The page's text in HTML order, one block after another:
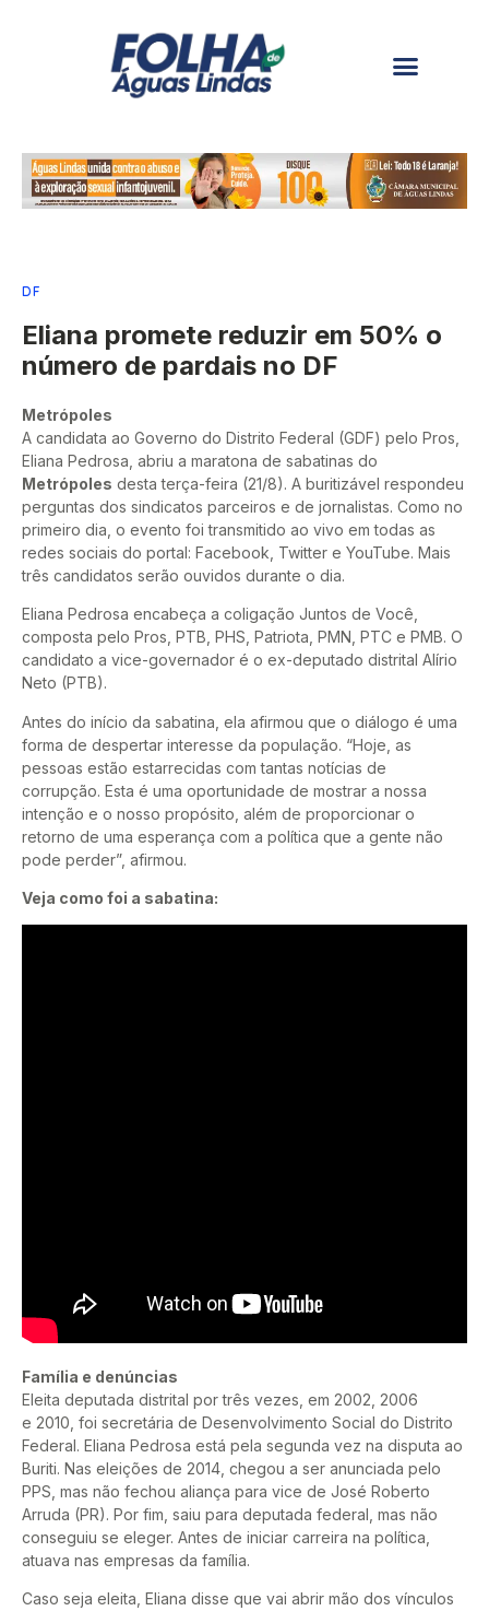
DF
Eliana promete reduzir em 50% o
número de pardais no DF
Metrópoles
A candidata ao Governo do Distrito Federal (GDF) pelo Pros,
Eliana Pedrosa, abriu a maratona de sabatinas do
Metrópoles desta terça-feira (21/8). A buritizável respondeu
perguntas dos sindicatos parceiros e de jornalistas. Como no
primeiro dia, o evento foi transmitido ao vivo em todas as
redes sociais do portal: Facebook, Twitter e YouTube. Mais
três candidatos serão ouvidos durante o dia.
Eliana Pedrosa encabeça a coligação Juntos de Você,
composta pelo Pros, PTB, PHS, Patriota, PMN, PTC e PMB. O
candidato a vice-governador é o ex-deputado distrital Alírio
Neto (PTB).
Antes do início da sabatina, ela afirmou que o diálogo é uma
forma de despertar interesse da população. “Hoje, as
pessoas estão estarrecidas com tantas notícias de
corrupção. Esta é uma oportunidade de mostrar a nossa
intenção e o nosso propósito, além de proporcionar o
retorno de uma esperança com a política que a gente não
pode perder”, afirmou.
Veja como foi a sabatina:
Família e denúncias
Eleita deputada distrital por três vezes, em 2002, 2006
e 2010, foi secretária de Desenvolvimento Social do Distrito
Federal. Eliana Pedrosa está pela segunda vez na disputa ao
Buriti. Nas eleições de 2014, chegou a ser anunciada pelo
PPS, mas não fechou aliança para vice de José Roberto
Arruda (PR). Por fim, saiu para deputada federal, mas não
conseguiu se eleger. Antes de iniciar carreira na política,
atuava nas empresas da família.
Caso seja eleita, Eliana disse que vai abrir mão dos vínculos